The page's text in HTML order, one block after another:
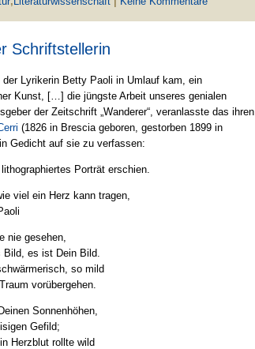
Schriftstellerin
der Lyrikerin Betty Paoli in Umlauf kam, ein
Kunst, […] die jüngste Arbeit unseres genialen
der Zeitschrift „Wanderer“, veranlasste das ihren
(1826 in Brescia geboren, gestorben 1899 in
Gedicht auf sie zu verfassen:
Porträt erschien.
viel ein Herz kann tragen,
nie gesehen,
Bild, es ist Dein Bild.
so mild
vorübergehen.
Sonnenhöhen,
Gefild;
Herzblut rollte wild